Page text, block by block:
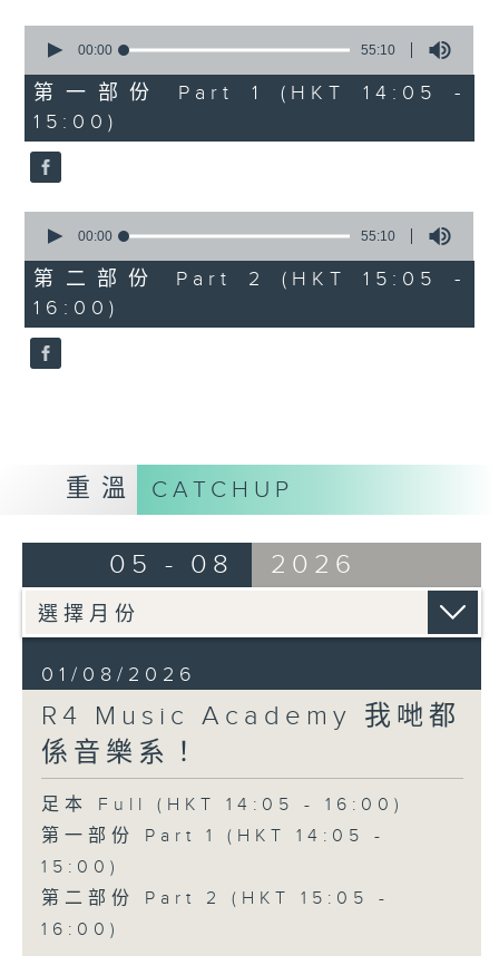
seconds
55
minutes,
10
seconds
00:00 55:10
第一部份 Part 1 (HKT 14:05 -
15:00)
seconds
55
minutes,
10
seconds
00:00 55:10
第二部份 Part 2 (HKT 15:05 -
16:00)
重溫 CATCHUP
05 - 08 2026
01/08/2026
R4 Music Academy 我哋都
係音樂系！
足本 Full (HKT 14:05 - 16:00)
第一部份 Part 1 (HKT 14:05 -
15:00)
第二部份 Part 2 (HKT 15:05 -
16:00)